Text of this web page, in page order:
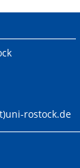
rostock.de